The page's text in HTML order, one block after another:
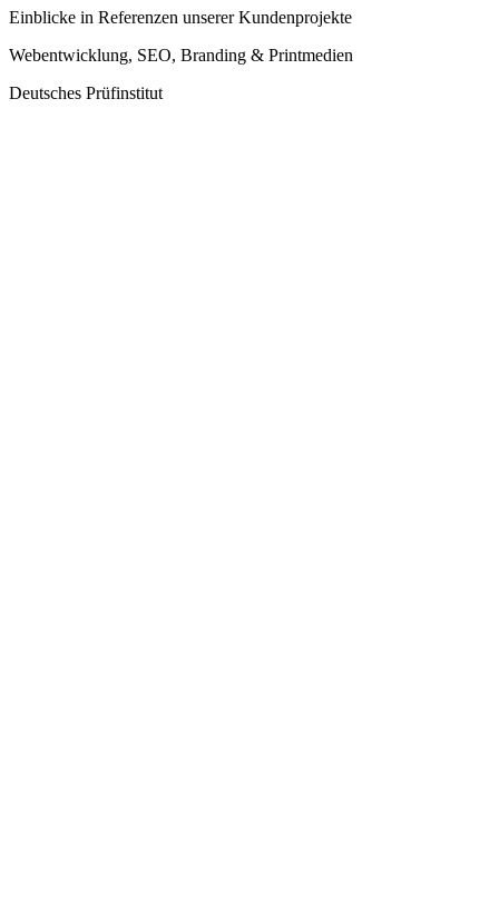
Einblicke in Referenzen unserer Kundenprojekte
Webentwicklung, SEO, Branding & Printmedien
Deutsches Prüfinstitut